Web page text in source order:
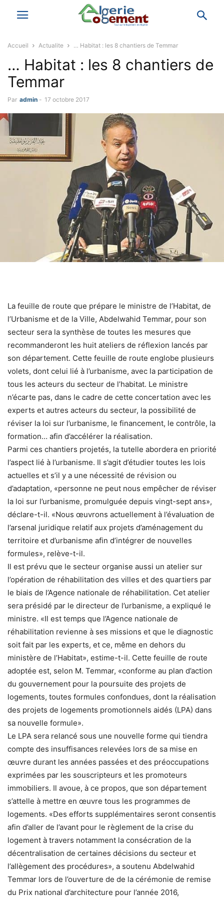
Accueil Actualite … Habitat : les 8 chantiers de Temmar
… Habitat : les 8 chantiers de
Temmar
Par admin - 17 octobre 2017
La feuille de route que prépare le ministre de l’Habitat, de
l’Urbanisme et de la Ville, Abdelwahid Temmar, pour son
secteur sera la synthèse de toutes les mesures que
recommanderont les huit ateliers de réflexion lancés par
son département. Cette feuille de route englobe plusieurs
volets, dont celui lié à l’urbanisme, avec la participation de
tous les acteurs du secteur de l’habitat. Le ministre
n’écarte pas, dans le cadre de cette concertation avec les
experts et autres acteurs du secteur, la possibilité de
réviser la loi sur l’urbanisme, le financement, le contrôle, la
formation… afin d’accélérer la réalisation.
Parmi ces chantiers projetés, la tutelle abordera en priorité
l’aspect lié à l’urbanisme. Il s’agit d’étudier toutes les lois
actuelles et s’il y a une nécessité de révision ou
d’adaptation, «personne ne peut nous empêcher de réviser
la loi sur l’urbanisme, promulguée depuis vingt-sept ans»,
déclare-t-il. «Nous œuvrons actuellement à l’évaluation de
l’arsenal juridique relatif aux projets d’aménagement du
territoire et d’urbanisme afin d’intégrer de nouvelles
formules», relève-t-il.
Il est prévu que le secteur organise aussi un atelier sur
l’opération de réhabilitation des villes et des quartiers par
le biais de l’Agence nationale de réhabilitation. Cet atelier
sera présidé par le directeur de l’urbanisme, a expliqué le
ministre. «Il est temps que l’Agence nationale de
réhabilitation revienne à ses missions et que le diagnostic
soit fait par les experts, et ce, même en dehors du
ministère de l’Habitat», estime-t-il. Cette feuille de route
adoptée est, selon M. Temmar, «conforme au plan d’action
du gouvernement pour la poursuite des projets de
logements, toutes formules confondues, dont la réalisation
des projets de logements promotionnels aidés (LPA) dans
sa nouvelle formule».
Le LPA sera relancé sous une nouvelle forme qui tiendra
compte des insuffisances relevées lors de sa mise en
œuvre durant les années passées et des préoccupations
exprimées par les souscripteurs et les promoteurs
immobiliers. Il avoue, à ce propos, que son département
s’attelle à mettre en œuvre tous les programmes de
logements. «Des efforts supplémentaires seront consentis
afin d’aller de l’avant pour le règlement de la crise du
logement à travers notamment la consécration de la
décentralisation de certaines décisions du secteur et
l’allègement des procédures», a soutenu Abdelwahid
Temmar lors de l’ouverture de de la cérémonie de remise
du Prix national d’architecture pour l’année 2016,